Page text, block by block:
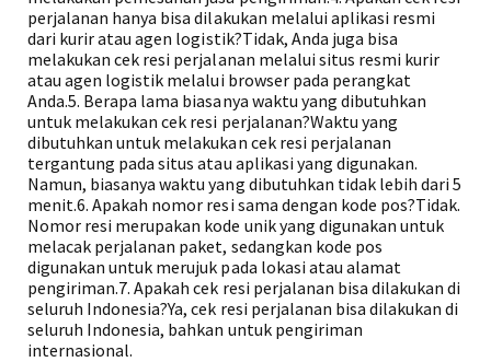
perjalanan hanya bisa dilakukan melalui aplikasi resmi
dari kurir atau agen logistik?Tidak, Anda juga bisa
melakukan cek resi perjalanan melalui situs resmi kurir
atau agen logistik melalui browser pada perangkat
Anda.5. Berapa lama biasanya waktu yang dibutuhkan
untuk melakukan cek resi perjalanan?Waktu yang
dibutuhkan untuk melakukan cek resi perjalanan
tergantung pada situs atau aplikasi yang digunakan.
Namun, biasanya waktu yang dibutuhkan tidak lebih dari 5
menit.6. Apakah nomor resi sama dengan kode pos?Tidak.
Nomor resi merupakan kode unik yang digunakan untuk
melacak perjalanan paket, sedangkan kode pos
digunakan untuk merujuk pada lokasi atau alamat
pengiriman.7. Apakah cek resi perjalanan bisa dilakukan di
seluruh Indonesia?Ya, cek resi perjalanan bisa dilakukan di
seluruh Indonesia, bahkan untuk pengiriman
internasional.